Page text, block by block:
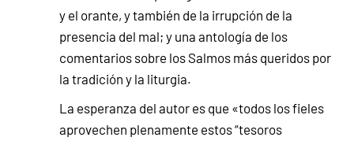
y el orante, y también de la irrupción de la
presencia del mal; y una antología de los
comentarios sobre los Salmos más queridos por
la tradición y la liturgia.
La esperanza del autor es que «todos los fieles
aprovechen plenamente estos “tesoros